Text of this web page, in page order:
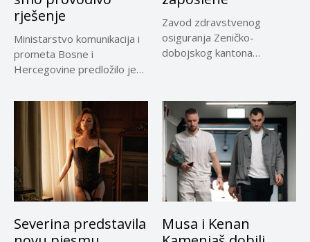
rješenje
Ministarstvo komunikacija i
prometa Bosne i
Hercegovine predložilo je
privremeno...
Zavod zdravstvenog
osiguranja Zeničko-
dobojskog kantona
Severina predstavila
Musa i Kenan